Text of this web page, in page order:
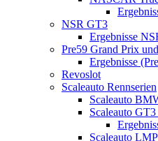
NSR GT3
Ergebnisse
Pre59 Grand Prix
Ergebnisse
Revoslot
Scaleauto Rennserien
Scaleauto
Scaleauto
Scaleauto